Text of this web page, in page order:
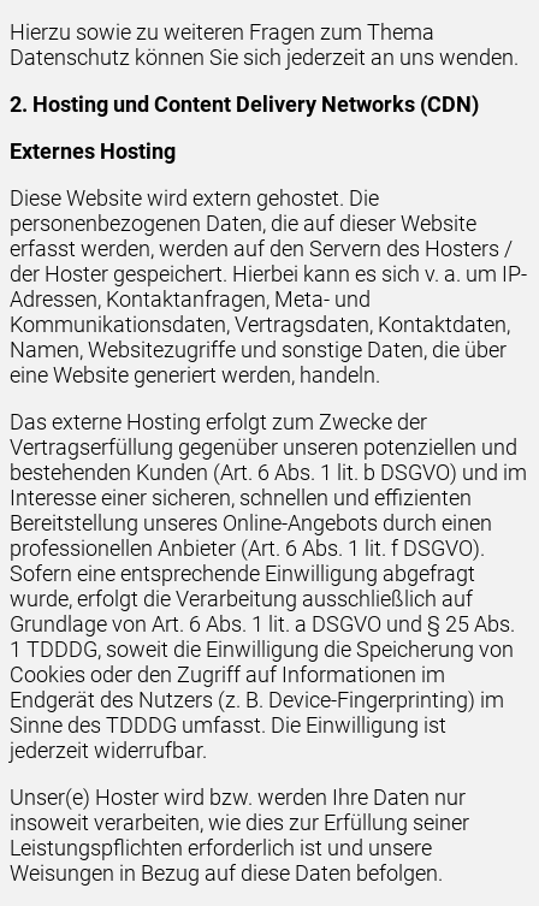
Hierzu sowie zu weiteren Fragen zum Thema
Datenschutz können Sie sich jederzeit an uns wenden.
2. Hosting und Content Delivery Networks (CDN)
Externes Hosting
Diese Website wird extern gehostet. Die
personenbezogenen Daten, die auf dieser Website
erfasst werden, werden auf den Servern des Hosters /
der Hoster gespeichert. Hierbei kann es sich v. a. um IP-
Adressen, Kontaktanfragen, Meta- und
Kommunikationsdaten, Vertragsdaten, Kontaktdaten,
Namen, Websitezugriffe und sonstige Daten, die über
eine Website generiert werden, handeln.
Das externe Hosting erfolgt zum Zwecke der
Vertragserfüllung gegenüber unseren potenziellen und
bestehenden Kunden (Art. 6 Abs. 1 lit. b DSGVO) und im
Interesse einer sicheren, schnellen und effizienten
Bereitstellung unseres Online-Angebots durch einen
professionellen Anbieter (Art. 6 Abs. 1 lit. f DSGVO).
Sofern eine entsprechende Einwilligung abgefragt
wurde, erfolgt die Verarbeitung ausschließlich auf
Grundlage von Art. 6 Abs. 1 lit. a DSGVO und § 25 Abs.
1 TDDDG, soweit die Einwilligung die Speicherung von
Cookies oder den Zugriff auf Informationen im
Endgerät des Nutzers (z. B. Device-Fingerprinting) im
Sinne des TDDDG umfasst. Die Einwilligung ist
jederzeit widerrufbar.
Unser(e) Hoster wird bzw. werden Ihre Daten nur
insoweit verarbeiten, wie dies zur Erfüllung seiner
Leistungspflichten erforderlich ist und unsere
Weisungen in Bezug auf diese Daten befolgen.